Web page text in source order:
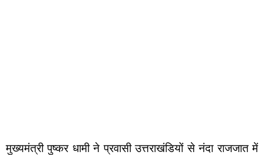
मुख्यमंत्री पुष्कर धामी ने प्रवासी उत्तराखंडियों से नंदा राजजात में